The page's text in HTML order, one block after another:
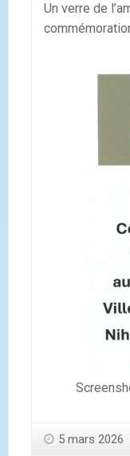
Un verre de
5 mars 2026